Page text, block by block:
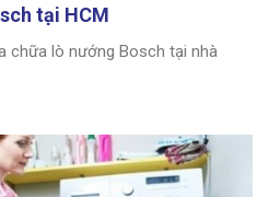
tại HCM
chữa lò nướng Bosch tại nhà